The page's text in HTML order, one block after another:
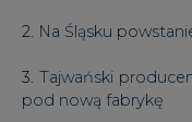
2. Na Śląsku
3.Tajwański
pod nową fabrykę